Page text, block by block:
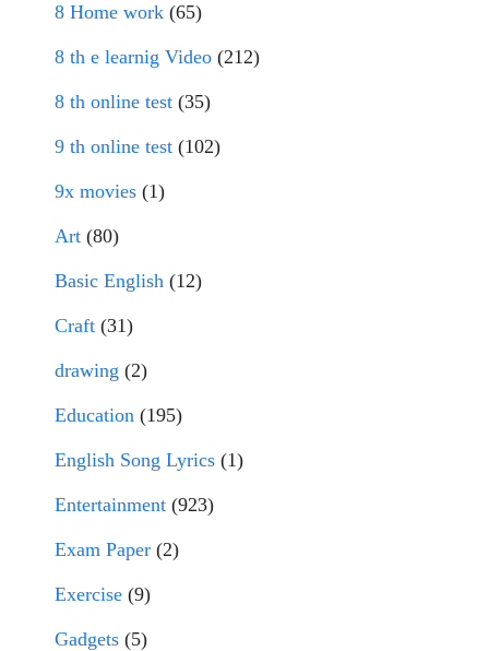
8 Home work (65)
8 th e learnig Video (212)
8 th online test (35)
9 th online test (102)
9x movies (1)
Art (80)
Basic English (12)
Craft (31)
drawing (2)
Education (195)
English Song Lyrics (1)
Entertainment (923)
Exam Paper (2)
Exercise (9)
Gadgets (5)